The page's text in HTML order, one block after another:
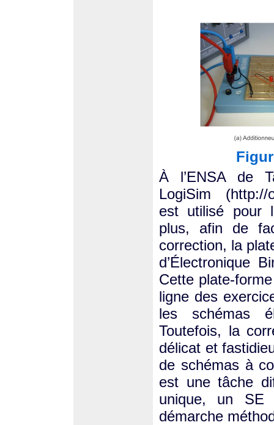
À l’ENSA de
LogiSim (http://
est utilisé pour
plus, afin de
correction, la
d’Électronique
Cette plate-
ligne des
les schémas
Toutefois, la
délicat et
de schémas à
est une tâche
unique, un SE
démarche